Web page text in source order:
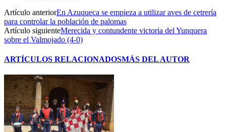
Artículo anteriorEn Azuqueca se empieza a utilizar aves de cetrería
para controlar la población de palomas
Artículo siguienteMerecida y contundente victoria del Yunquera
sobre el Valmojado (4-0)
ARTÍCULOS RELACIONADOSMÁS DEL AUTOR